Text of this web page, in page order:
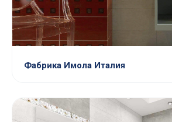
Фабрика Имола Италия